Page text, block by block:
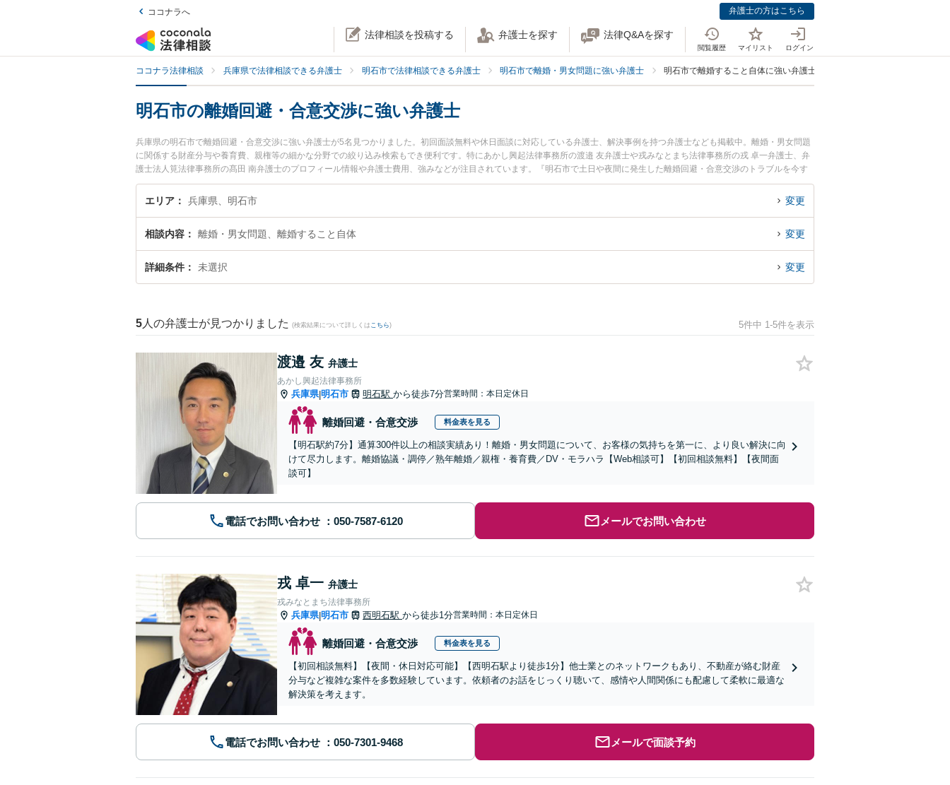
ココナラへ 弁護士の方はこちら
法律相談を投稿する 弁護士を探す 法律Q&Aを探す
閲覧履歴 マイリスト ログイン
ココナラ法律相談 兵庫県で法律相談できる弁護士 明石市で法律相談できる弁護士 明石市で離婚・男女問題に強い弁護士 明石市で離婚すること自体に強い弁護士
明石市の離婚回避・合意交渉に強い弁護士
兵庫県の明石市で離婚回避・合意交渉に強い弁護士が5名見つかりました。初回面談無料や休日面談に対応している弁護士、解決事例を持つ弁護士なども掲載中。離婚・男女問題
に関係する財産分与や養育費、親権等の細かな分野での絞り込み検索もでき便利です。特にあかし興起法律事務所の渡邉 友弁護士や戎みなとまち法律事務所の戎 卓一弁護士、弁
護士法人筧法律事務所の髙田 南弁護士のプロフィール情報や弁護士費用、強みなどが注目されています。『明石市で土日や夜間に発生した離婚回避・合意交渉のトラブルを今す
ぐに弁護士に相談したい』『離婚回避・合意交渉のトラブル解決の実績豊富な近くの弁護士を検索したい』『初回相談無料で離婚回避・合意交渉を法律相談できる明石市内の弁護
士に相談予約したい』などでお困りの相談者さんにおすすめです。
エリア 兵庫県、明石市 変更
相談内容 離婚・男女問題、離婚すること自体 変更
詳細条件 未選択 変更
5 人の弁護士が見つかりました (検索結果について詳しくは こちら) 5件中 1-5件を表示
渡邉 友 弁護士
あかし興起法律事務所
兵庫県|明石市 明石駅 から徒歩7分営業時間：本日定休日
離婚回避・合意交渉 料金表を見る
【明石駅約7分】通算300件以上の相談実績あり！離婚・男女問題について、お客様の気持ちを第一に、より良い解決に向
けて尽力します。離婚協議・調停／熟年離婚／親権・養育費／DV・モラハラ【Web相談可】【初回相談無料】【夜間面
談可】
電話でお問い合わせ メールでお問い合わせ
戎 卓一 弁護士
戎みなとまち法律事務所
兵庫県|明石市 西明石駅 から徒歩1分営業時間：本日定休日
離婚回避・合意交渉 料金表を見る
【初回相談無料】【夜間・休日対応可能】【西明石駅より徒歩1分】他士業とのネットワークもあり、不動産が絡む財産
分与など複雑な案件を多数経験しています。依頼者のお話をじっくり聴いて、感情や人間関係にも配慮して柔軟に最適な
解決策を考えます。
電話でお問い合わせ メールで面談予約